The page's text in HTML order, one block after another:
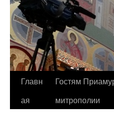
Перейти
Главн
ая
Гостям
митрополии